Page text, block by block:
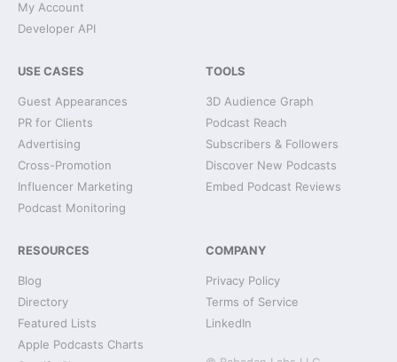
My Account
Developer API
USE CASES
Guest Appearances
PR for Clients
Advertising
Cross-Promotion
Influencer Marketing
Podcast Monitoring
TOOLS
3D Audience Graph
Podcast Reach
Subscribers & Followers
Discover New Podcasts
Embed Podcast Reviews
RESOURCES
Blog
Directory
Featured Lists
Apple Podcasts Charts
COMPANY
Privacy Policy
Terms of Service
LinkedIn